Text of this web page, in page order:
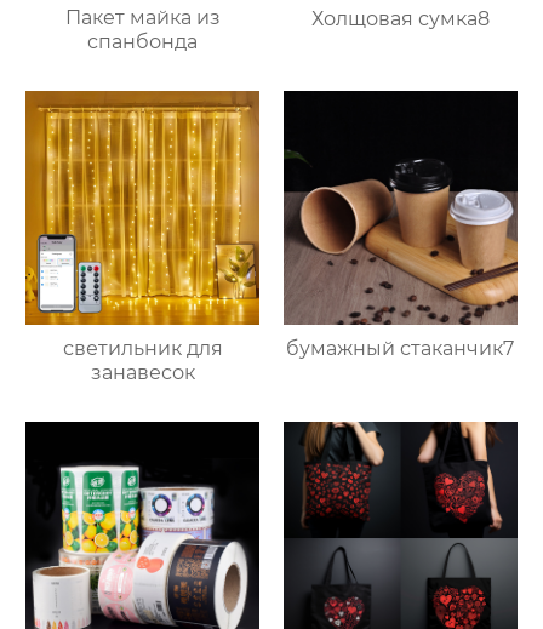
Пакет майка из
спанбонда
Холщовая сумка8
светильник для
занавесок
бумажный стаканчик7